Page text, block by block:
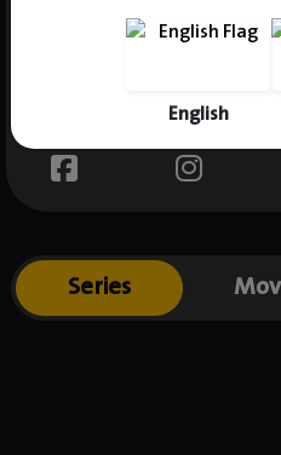
English
Gender : male
Series